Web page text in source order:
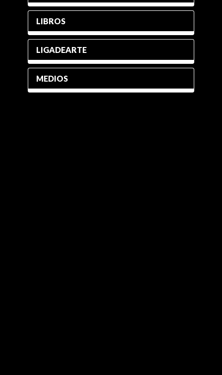
LIBROS
LIGADEARTE
MEDIOS